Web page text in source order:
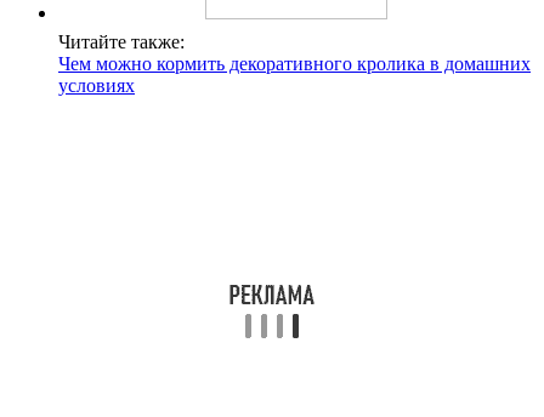
Читайте также:
Чем можно кормить декоративного кролика в домашних
условиях